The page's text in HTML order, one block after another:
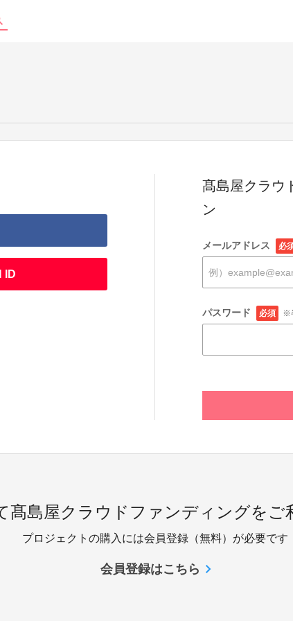
ID
髙島屋クラウ
ン
メールアドレス 必
パスワード 必須 ※
髙島屋クラウドファンディングをご
プロジェクトの購入には会員登録（無料）が必要です
会員登録はこちら